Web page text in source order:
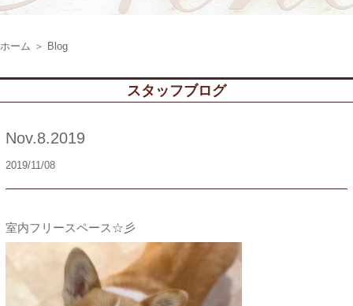
ホーム ＞ Blog
スタッフブログ
Nov.8.2019
2019/11/08
室内フリースペース☆彡